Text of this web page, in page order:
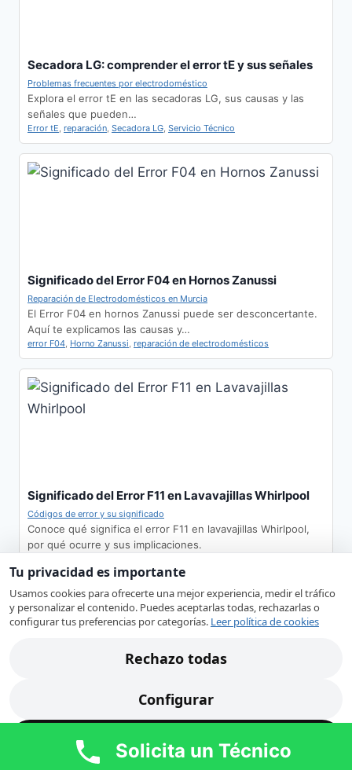
Secadora LG: comprender el error tE y sus señales
Problemas frecuentes por electrodoméstico
Explora el error tE en las secadoras LG, sus causas y las
señales que pueden…
Error tE, reparación, Secadora LG, Servicio Técnico
Significado del Error F04 en Hornos Zanussi
Reparación de Electrodomésticos en Murcia
El Error F04 en hornos Zanussi puede ser desconcertante.
Aquí te explicamos las causas y…
error F04, Horno Zanussi, reparación de electrodomésticos
Significado del Error F11 en Lavavajillas Whirlpool
Códigos de error y su significado
Conoce qué significa el error F11 en lavavajillas Whirlpool,
por qué ocurre y sus implicaciones.
Guía completa para limpiar los filtros del lavavajillas
Aprende a cuidar tu lavavajillas limpiando regularmente sus
filtros. Consejos para mantener la eficiencia y…
Tu privacidad es importante
Usamos cookies para ofrecerte una mejor experiencia, medir el tráfico
y personalizar el contenido. Puedes aceptarlas todas, rechazarlas o
configurar tus preferencias por categorías. Leer política de cookies
Rechazo todas
Configurar
Acepto todas
Solicita un Técnico